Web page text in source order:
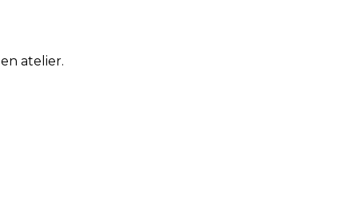
en atelier.